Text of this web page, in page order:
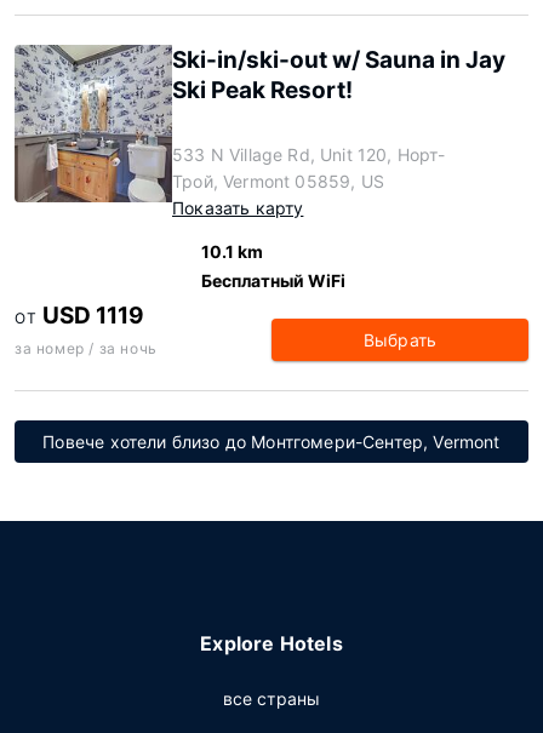
Ski-in/ski-out w/ Sauna in Jay
Ski Peak Resort!
533 N Village Rd, Unit 120, Норт-
Трой, Vermont 05859, US
Показать карту
10.1 km
Бесплатный WiFi
ОТ USD 1119
за номер / за ночь Выбрать
Повече хотели близо до Монтгомери-Сентер, Vermont
Explore Hotels
все страны